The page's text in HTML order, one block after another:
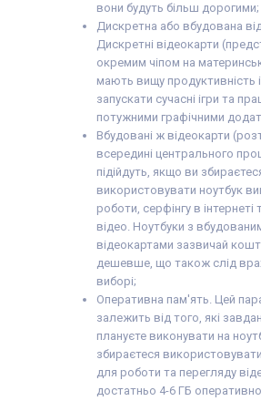
вони будуть більш дорогими;
Дискретна або вбудована
Дискретні відеокарти
окремим чіпом на
мають вищу продуктивність
запускати сучасні ігри та
потужними графічними
Вбудовані ж відеокарти
всередині центрального
підійдуть, якщо ви
використовувати ноутбук
роботи, серфінгу в інтернеті
відео. Ноутбуки з
відеокартами зазвичай
дешевше, що також слід
виборі;
Оперативна пам'ять. Цей
залежить від того, які
плануєте виконувати на
збираєтеся
для роботи та перегляду
достатньо 4-6 ГБ